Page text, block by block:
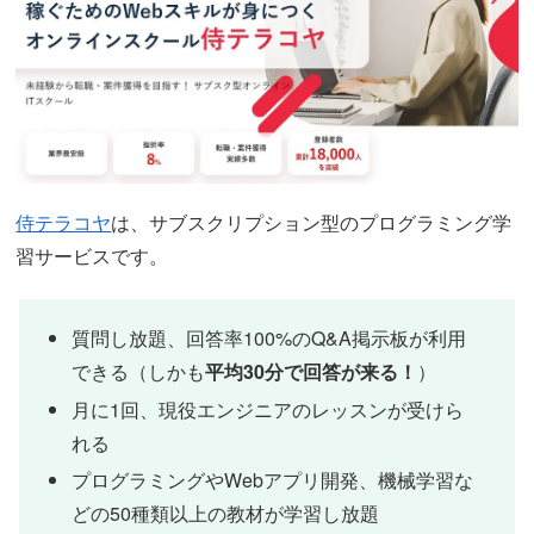
侍テラコヤは、サブスクリプション型のプログラミング学
習サービスです。
質問し放題、回答率100%のQ&A掲示板が利用
できる（しかも平均30分で回答が来る！ ）
月に1回、現役エンジニアのレッスンが受けら
れる
プログラミングやWebアプリ開発、機械学習な
どの50種類以上の教材が学習し放題